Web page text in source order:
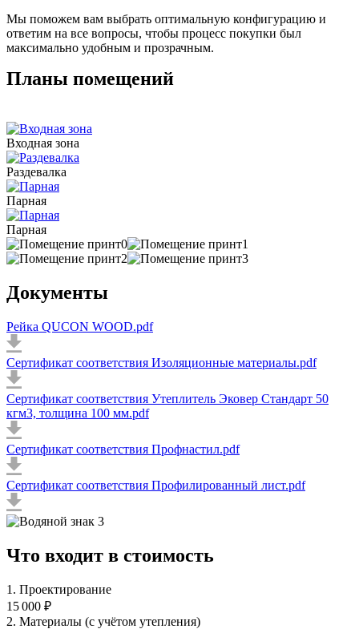
Мы поможем вам выбрать оптимальную конфигурацию и
ответим на все вопросы, чтобы процесс покупки был
максимально удобным и прозрачным.
Планы помещений
Входная зона
Раздевалка
Парная
Парная
Документы
Рейка QUCON WOOD.pdf
Сертификат соответствия Изоляционные материалы.pdf
Сертификат соответствия Утеплитель Эковер Стандарт 50
кгм3, толщина 100 мм.pdf
Сертификат соответствия Профнастил.pdf
Сертификат соответствия Профилированный лист.pdf
Что входит в стоимость
1. Проектирование
15 000 ₽
2. Материалы (с учётом утепления)